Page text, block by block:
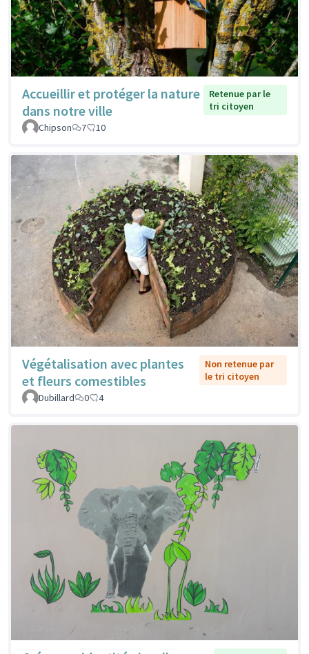
Accueillir et protéger la nature
dans notre ville
Retenue par le
tri citoyen
Chipson
7 10
Végétalisation avec plantes
et fleurs comestibles
Non retenue par
le tri citoyen
Dubillard
0 4